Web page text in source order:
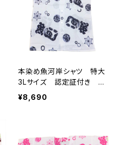
本染め魚河岸シャツ 特大
3Lサイズ 認定証付き 木
綿晒 涼麻柄 白×紺 日
本製 注染そめ 浴衣生
ツ 焼津 浜通り 港町
¥8,690